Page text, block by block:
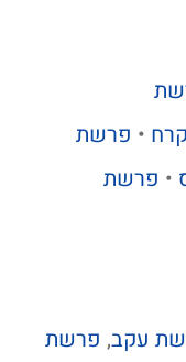
• פרשת
• פרשת
עקב, פרשת